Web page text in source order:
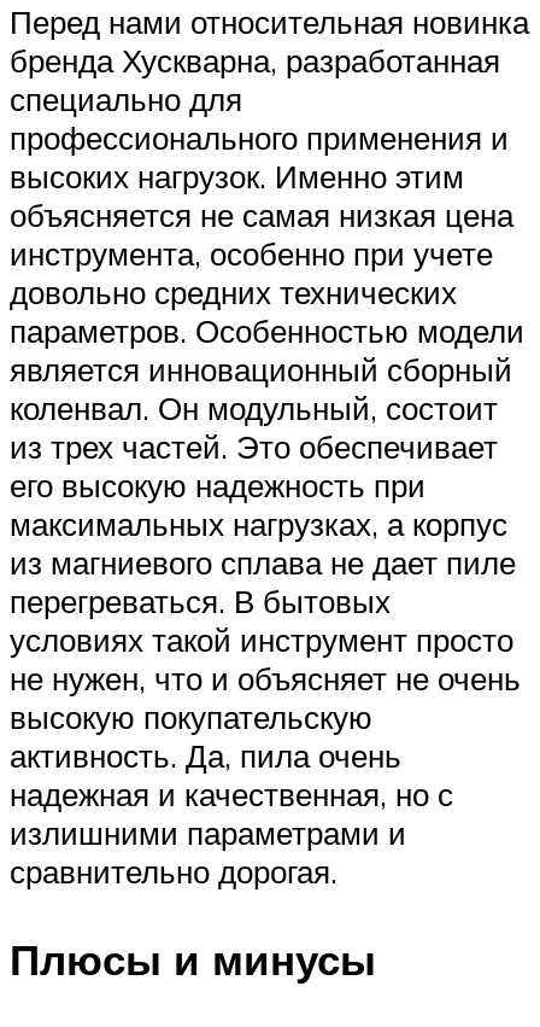
Перед нами относительная новинка
бренда Хускварна, разработанная
специально для
профессионального применения и
высоких нагрузок. Именно этим
объясняется не самая низкая цена
инструмента, особенно при учете
довольно средних технических
параметров. Особенностью модели
является инновационный сборный
коленвал. Он модульный, состоит
из трех частей. Это обеспечивает
его высокую надежность при
максимальных нагрузках, а корпус
из магниевого сплава не дает пиле
перегреваться. В бытовых
условиях такой инструмент просто
не нужен, что и объясняет не очень
высокую покупательскую
активность. Да, пила очень
надежная и качественная, но с
излишними параметрами и
сравнительно дорогая.
Плюсы и минусы